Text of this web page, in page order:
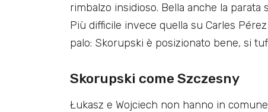
rimbalzo insidioso. Bella anche la parata
Più difficile invece quella su Carles
palo: Skorupski è posizionato bene, si
Skorupski come Szczesny
Łukasz e Wojciech non hanno in